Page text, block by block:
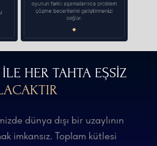
HER TAHTA EŞSİZ
dünya dışı bir uzaylının
imkansız. Toplam kütlesi